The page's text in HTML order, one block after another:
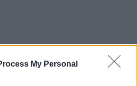
My Personal